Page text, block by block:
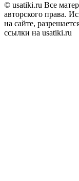
© usatiki.ru Все
авторского права.
на сайте,
ссылки на usatiki.ru